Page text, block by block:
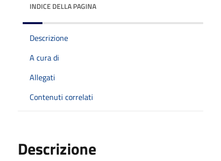
INDICE DELLA PAGINA
Descrizione
A cura di
Allegati
Contenuti correlati
Descrizione